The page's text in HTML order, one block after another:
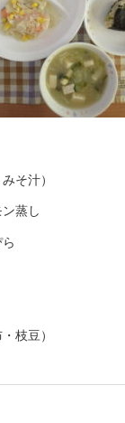
そ汁）
蒸し
枝豆）